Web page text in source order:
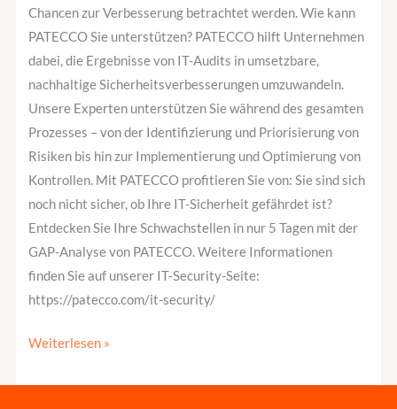
Chancen zur Verbesserung betrachtet werden. Wie kann
PATECCO Sie unterstützen? PATECCO hilft Unternehmen
dabei, die Ergebnisse von IT-Audits in umsetzbare,
nachhaltige Sicherheitsverbesserungen umzuwandeln.
Unsere Experten unterstützen Sie während des gesamten
Prozesses – von der Identifizierung und Priorisierung von
Risiken bis hin zur Implementierung und Optimierung von
Kontrollen. Mit PATECCO profitieren Sie von: Sie sind sich
noch nicht sicher, ob Ihre IT-Sicherheit gefährdet ist?
Entdecken Sie Ihre Schwachstellen in nur 5 Tagen mit der
GAP-Analyse von PATECCO. Weitere Informationen
finden Sie auf unserer IT-Security-Seite:
https://patecco.com/it-security/
Weiterlesen »